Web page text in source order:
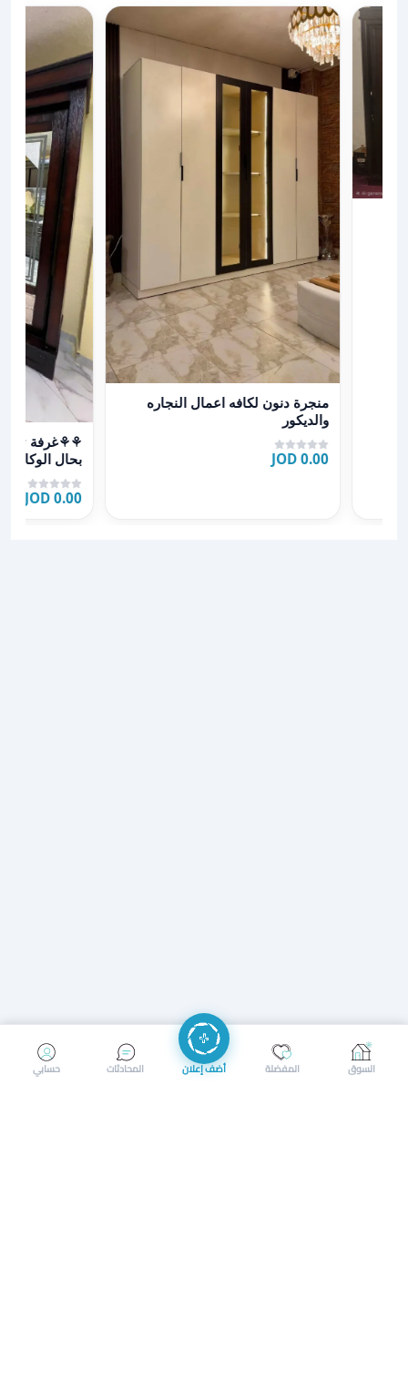
عرض تفاصيل منجرة دنون لكافه اعمال النجاره والديكور
منجرة دنون لكافه اعمال النجاره
والديكور
0.00 JOD
عرض تفاصيل
سرير مجوز
0.00 JOD
إرسال رسالة إجراء مكالمة
حسابي المحادثات أضف إعلان المفضلة السوق